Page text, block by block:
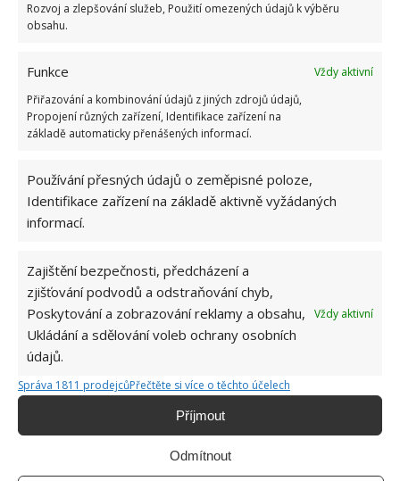
Rozvoj a zlepšování služeb, Použití omezených údajů k výběru
obsahu.
Funkce
Vždy aktivní
Přiřazování a kombinování údajů z jiných zdrojů údajů,
Propojení různých zařízení, Identifikace zařízení na
základě automaticky přenášených informací.
Používání přesných údajů o zeměpisné poloze,
Identifikace zařízení na základě aktivně vyžádaných
informací.
Zajištění bezpečnosti, předcházení a
zjišťování podvodů a odstraňování chyb,
Poskytování a zobrazování reklamy a obsahu,
Ukládání a sdělování voleb ochrany osobních
údajů.
Vždy aktivní
Správa 1811 prodejcůPřečtěte si více o těchto účelech
Příjmout
Odmítnout
Použijte háčky
Je někde volná plocha, kam se běžné police
nevejdou? Tam použijte háčky, nebo různé takzvané
drátěné programy. Opět získáte místo navíc, třeba
na pověšení různých kuchyňských pomůcek, které